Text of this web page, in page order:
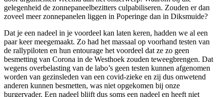
gelegenheid de zonnepaneelbezitters culpabiliseren. Zouden er dan
zoveel meer zonnepanelen liggen in Poperinge dan in Diksmuide?
Dat je een nadeel in je voordeel kan laten keren, hadden we al een
paar keer meegemaakt. Zo had het massaal op voorhand testen van
de rallypiloten en hun entourage het voordeel dat ze zo geen
besmetting van Corona in de Westhoek zouden teweegbrengen. Dat
wegens overbelasting van de labo’s geen testen kunnen afgenomen
worden van gezinsleden van een covid-zieke en zij dus onwetend
anderen kunnen besmetten, was niet opgekomen bij onze
burgervader. Een nadeel blijft dus soms een nadeel en heeft niet